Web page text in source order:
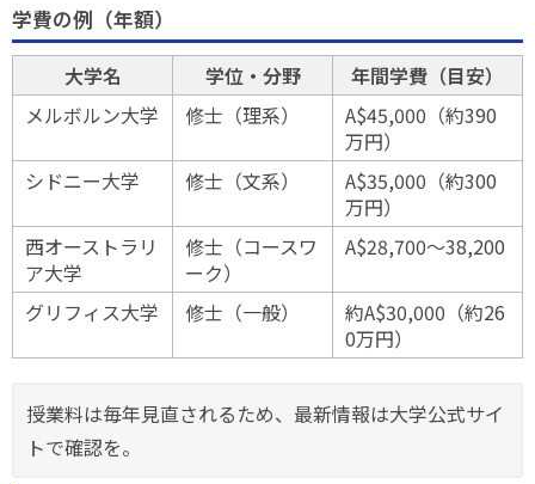
学費の例（年額）
大学名
学位・分野
年間学費（目安）
メルボルン大学
修士（理系）
A$45,000（約390
万円）
シドニー大学
修士（文系）
A$35,000（約300
万円）
西オーストラリ
ア大学
修士（コースワ
ーク）
A$28,700〜38,200
グリフィス大学 修士（一般）
約A$30,000（約26
0万円）
授業料は毎年見直されるため、最新情報は大学公式サイ
トで確認を。